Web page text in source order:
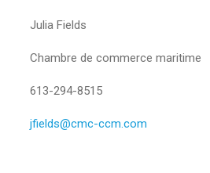
Julia Fields
Chambre de commerce maritime
613-294-8515
jfields@cmc-ccm.com